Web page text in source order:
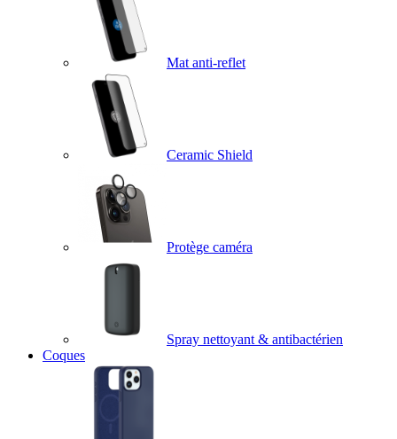
Mat anti-reflet
Ceramic Shield
Protège caméra
Spray nettoyant & antibactérien
Coques